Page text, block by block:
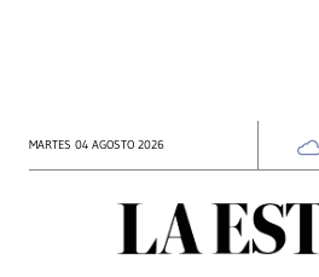
MARTES 04 AGOSTO 2026